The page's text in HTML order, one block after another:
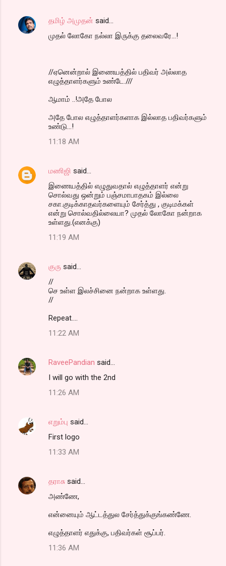
தமிழ் அமுதன் said…
முதல் லோகோ நல்லா இருக்கு தலைவரே...!
//ஏனென்றால் இணையத்தில் பதிவர் அல்லாத
எழுத்தாளர்களும் உண்டே.///
ஆமாம் ..!அதே போல
அதே போல எழுத்தாளர்களாக இல்லாத பதிவர்களும்
உண்டு...!
11:18 AM
மணிஜி said…
இணையத்தில் எழுதுவதால் எழுத்தாளர் என்று
சொல்வது ஒன்றும் பஞ்சமாபாதகம் இல்லை
சகா.குடிக்காதவர்களையும் சேர்த்து , குடிமக்கள்
என்று சொல்வதில்லையா? முதல் லோகோ நன்றாக
உள்ளது.(எனக்கு)
11:19 AM
குரு said…
//
செ உள்ள இலச்சினை நன்றாக உள்ளது.
//
Repeat....
11:22 AM
RaveePandian said…
I will go with the 2nd
11:26 AM
எறும்பு said…
First logo
11:33 AM
தராசு said…
அண்ணே,
என்னையும் ஆட்டத்துல சேர்த்துக்குங்கண்ணே.
எழுத்தாளர் எதுக்கு, பதிவர்கள் சூப்பர்.
11:36 AM